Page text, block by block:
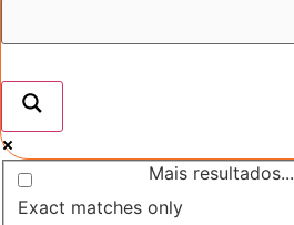
Mais resultados...
Exact matches only